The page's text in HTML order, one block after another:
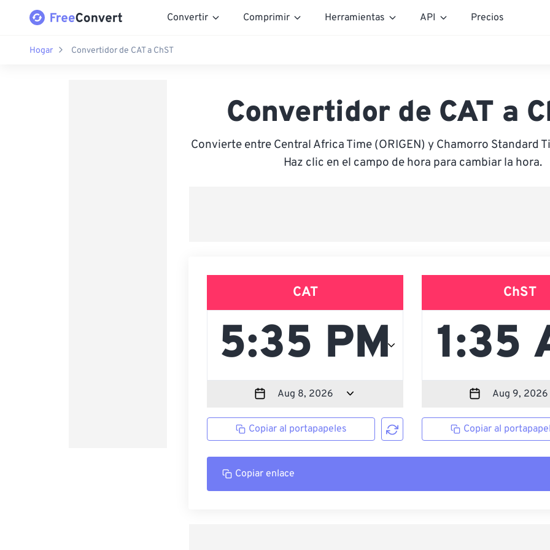
Convertir Comprimir Herramientas API Precios
Hogar Convertidor de CAT a ChST
Convertidor de CAT a
Convierte entre Central Africa Time (ORIGEN) y Chamorro Standard
Haz clic en el campo de hora para cambiar la hora.
CAT
Copiar al portapapeles
ChST
Copiar al
Copiar enlace